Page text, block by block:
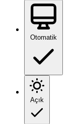
Otomatik
Açık